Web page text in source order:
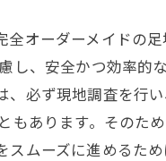
オーダーメイドの
、安全かつ効率的
必ず現地調査を行
あります。そのた
ムーズに進めるた